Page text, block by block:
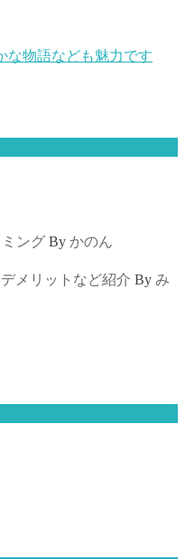
な物語なども魅力です
ング By かのん
メリットなど紹介 By み